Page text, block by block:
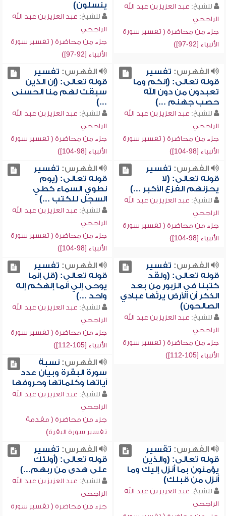
للشيخ: عبد العزيز بن عبد الله
الراجحي
جزء من محاضرة ( تفسير سورة
الأنبياء [92-97])
ينسلون)
للشيخ: عبد العزيز بن عبد الله
الراجحي
جزء من محاضرة ( تفسير سورة
الأنبياء [92-97])
الفهرس: تفسير
قوله تعالى: (إنكم وما
تعبدون من دون الله
حصب جهنم ...)
للشيخ: عبد العزيز بن عبد الله
الراجحي
جزء من محاضرة ( تفسير سورة
الأنبياء [98-104])
الفهرس: تفسير
قوله تعالى: (إن الذين
سبقت لهم منا الحسنى
...)
للشيخ: عبد العزيز بن عبد الله
الراجحي
جزء من محاضرة ( تفسير سورة
الأنبياء [98-104])
الفهرس: تفسير
قوله تعالى: (لا
يحزنهم الفزع الأكبر ...)
للشيخ: عبد العزيز بن عبد الله
الراجحي
جزء من محاضرة ( تفسير سورة
الأنبياء [98-104])
الفهرس: تفسير
قوله تعالى: (يوم
نطوي السماء كطي
السجل للكتب ...)
للشيخ: عبد العزيز بن عبد الله
الراجحي
جزء من محاضرة ( تفسير سورة
الأنبياء [98-104])
الفهرس: تفسير
قوله تعالى: (ولقد
كتبنا في الزبور من بعد
الذكر أن الأرض يرثها عبادي
الصالحون)
للشيخ: عبد العزيز بن عبد الله
الراجحي
جزء من محاضرة ( تفسير سورة
الأنبياء [105-112])
الفهرس: تفسير
قوله تعالى: (قل إنما
يوحى إلي أنما إلهكم إله
واحد ...)
للشيخ: عبد العزيز بن عبد الله
الراجحي
جزء من محاضرة ( تفسير سورة
الأنبياء [105-112])
الفهرس:نسبة
سورة البقرة وبيان عدد
آياتها وكلماتها وحروفها
للشيخ: عبد العزيز بن عبد الله
الراجحي
جزء من محاضرة ( مقدمة
تفسير سورة البقرة)
الفهرس: تقسير
قوله تعالى: (والذين
يؤمنون بما أنزل إليك وما
أنزل من قبلك)
للشيخ: عبد العزيز بن عبد الله
الراجحي
الفهرس: تفسير
قوله تعالى: (أولئك
على هدى من ربهم...)
للشيخ: عبد العزيز بن عبد الله
الراجحي
جزء من محاضرة ( تفسير سورة